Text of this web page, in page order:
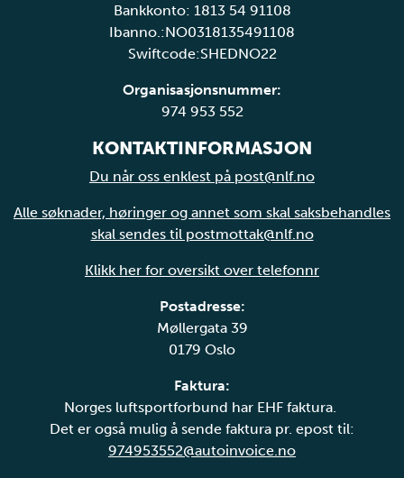
Bankkonto: 1813 54 91108
Ibanno.:NO0318135491108
Swiftcode:SHEDNO22
Organisasjonsnummer:
974 953 552
KONTAKTINFORMASJON
Du når oss enklest på post@nlf.no
Alle søknader, høringer og annet som skal saksbehandles
skal sendes til postmottak@nlf.no
Klikk her for oversikt over telefonnr
Postadresse:
Møllergata 39
0179 Oslo
Faktura:
Norges luftsportforbund har EHF faktura.
Det er også mulig å sende faktura pr. epost til:
974953552@autoinvoice.no